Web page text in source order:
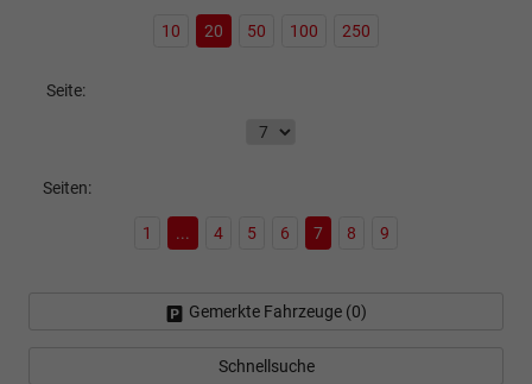
10 20 50 100 250
Seite:
Seiten:
1 ... 4 5 6 7 8 9
Gemerkte Fahrzeuge (0)
Schnellsuche